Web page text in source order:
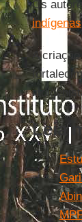
Os
indígenas
A
Leia